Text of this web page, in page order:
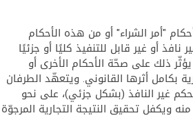
"أمر الشراء" أو من هذه الأحكام
أو غير قابل للتنفيذ كليًا أو جزئيًا
ذلك على صحّة الأحكام الأخرى أو
بكامل أثرها القانوني. ويتعهّد الطرفان
غير النافذ (بشكل جزئي)، على نحو
ويكفل تحقيق النتيجة التجارية المرجوّة